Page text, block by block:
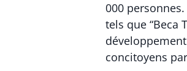
000
tels que “Beca
concitoyens